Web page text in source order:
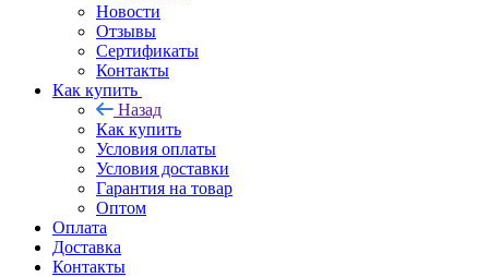
Новости
Отзывы
Сертификаты
Контакты
Как купить
Назад
Как купить
Условия оплаты
Условия доставки
Гарантия на товар
Оптом
Оплата
Доставка
Контакты